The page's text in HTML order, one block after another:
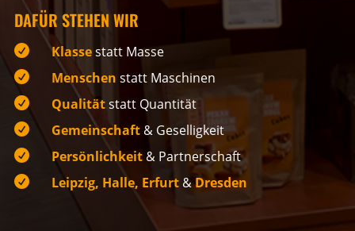
DAFÜR STEHEN WIR
 Klassestatt Masse
 Menschen statt Maschinen
 Qualitätstatt Quantität
 Gemeinschaft & Geselligkeit
 Persönlichkeit & Partnerschaft
 Leipzig, Halle, Erfurt &Dresden